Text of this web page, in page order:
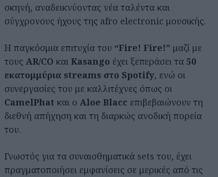
σκηνή, αναδεικνύοντας νέα ταλέντα και
σύγχρονους ήχους της afro electronic μουσικής.
Η παγκόσμια επιτυχία του “Fire! Fire!” μαζί με
τους AR/CO και Kasango έχει ξεπεράσει τα 50
εκατομμύρια streams στο Spotify, ενώ οι
συνεργασίες του με καλλιτέχνες όπως οι
CamelPhat και ο Aloe Blacc επιβεβαιώνουν τη
διεθνή απήχηση και τη διαρκώς ανοδική πορεία
του.
Γνωστός για τα συναισθηματικά sets του, έχει
πραγματοποιήσει εμφανίσεις σε μερικές από τις